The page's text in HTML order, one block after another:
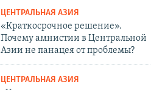
ЦЕНТРАЛЬНАЯ АЗИЯ
«Краткосрочное решение».
Почему амнистии в Центральной
Азии не панацея от проблемы?
ЦЕНТРАЛЬНАЯ АЗИЯ